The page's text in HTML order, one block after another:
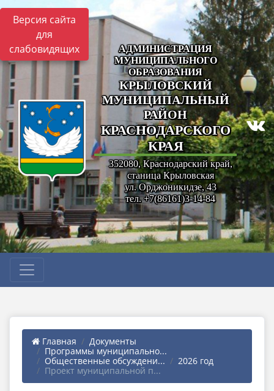
Версия сайта
для
слабовидящих
АДМИНИСТРАЦИЯ
МУНИЦИПАЛЬНОГО
ОБРАЗОВАНИЯ
КРЫЛОВСКИЙ
МУНИЦИПАЛЬНЫЙ
РАЙОН
КРАСНОДАРСКОГО
КРАЯ
352080, Краснодарский край,
станица Крыловская
ул. Орджоникидзе, 43
тел. +7(86161)3-14-84
Главная
Документы
Программы муниципально...
Общественные обсуждени...
2026 год
Проект муниципальной п...